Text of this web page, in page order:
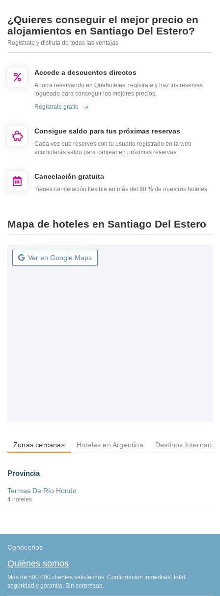
¿Quieres conseguir el mejor precio en
alojamientos en Santiago Del Estero?
Regístrate y disfruta de todas las ventajas
Accede a descuentos directos
Ahorra reservando en Quehoteles, regístrate y haz tus reservas
logueado para conseguir los mejores precios.
Regístrate gratis
Consigue saldo para tus próximas reservas
Cada vez que reserves con tu usuario registrado en la web
acumularás saldo para canjear en próximas reservas.
Cancelación gratuita
Tienes cancelación flexible en más del 90 % de nuestros hoteles.
Mapa de hoteles en Santiago Del Estero
Ver en Google Maps
Zonas cercanas Hoteles en Argentina Destinos
Provincia
Termas De Río Hondo
4 hoteles
Conócenos
Quiénes somos
Más de 500.000 clientes satisfechos. Confirmación inmediata, total
seguridad y garantía. Sin sorpresas.